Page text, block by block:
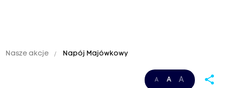
Nasze akcje Napój Majówkowy
A A A share